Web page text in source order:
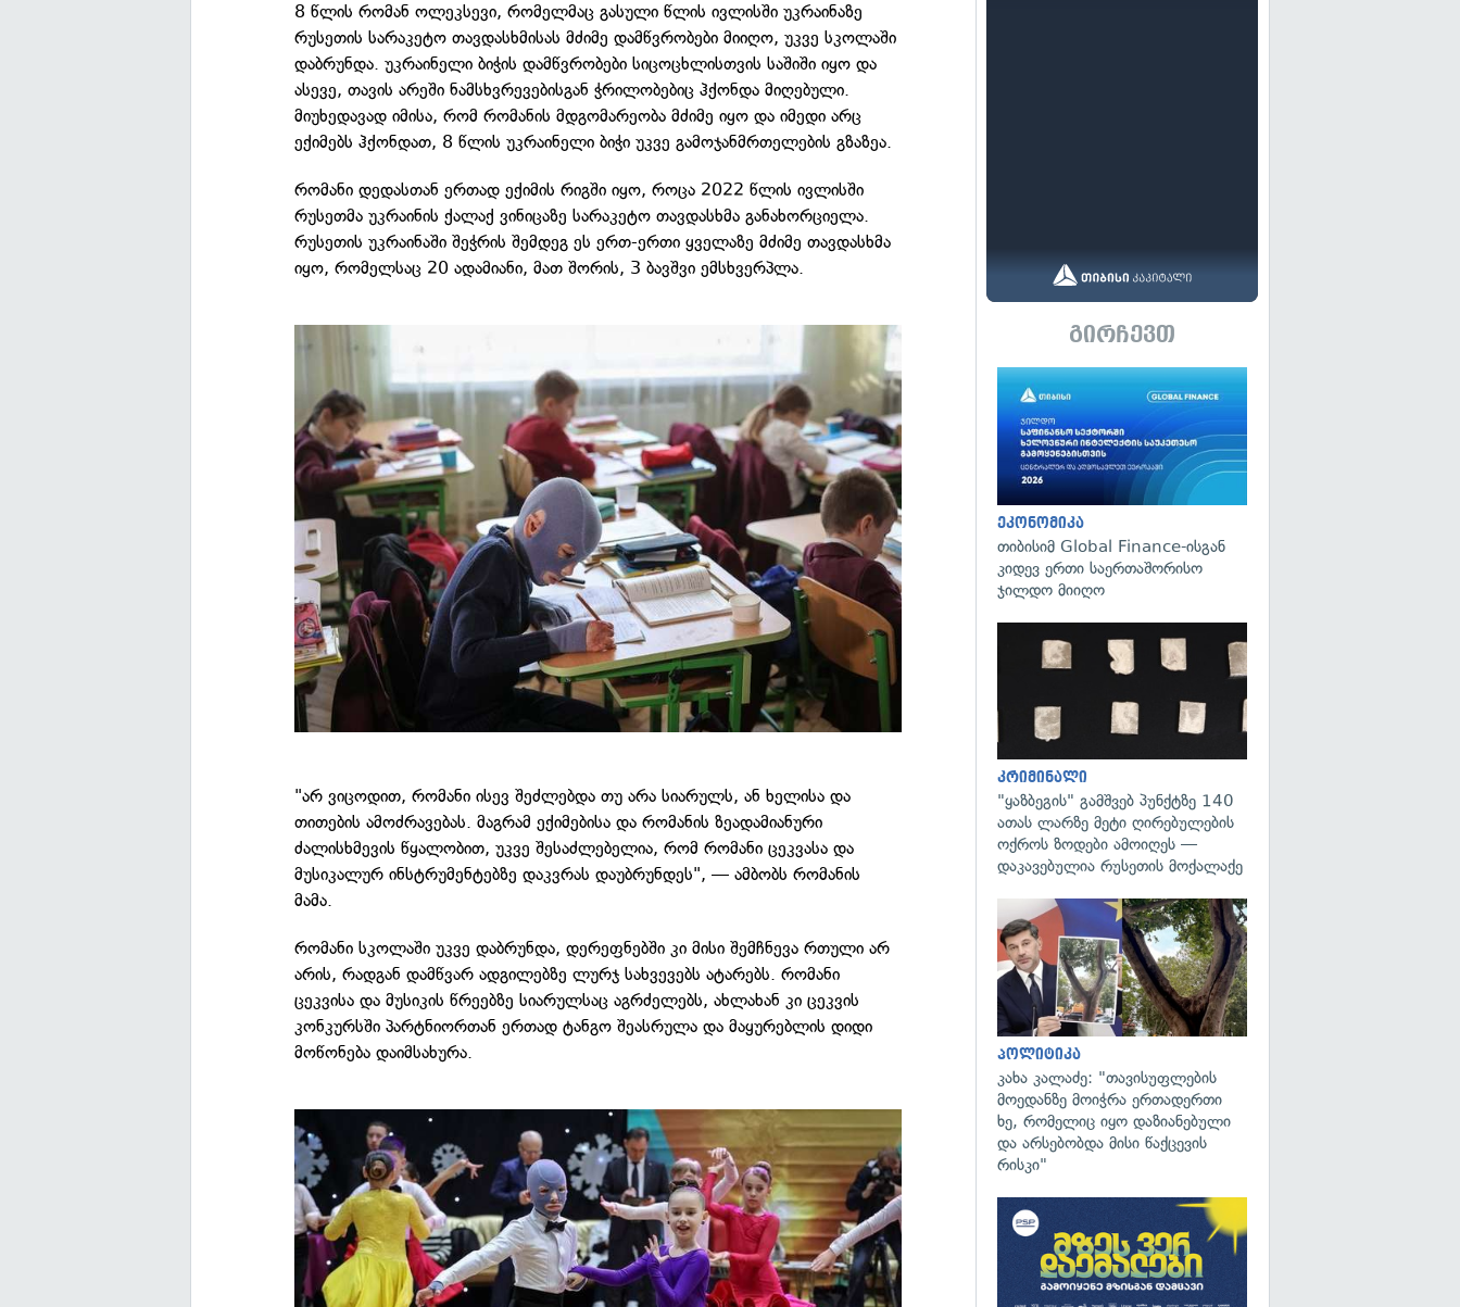
8 წლის რომან ოლეკსევი, რომელმაც გასული წლის ივლისში უკრაინაზე
რუსეთის სარაკეტო თავდასხმისას მძიმე დამწვრობები მიიღო, უკვე სკოლაში
დაბრუნდა. უკრაინელი ბიჭის დამწვრობები სიცოცხლისთვის საშიში იყო და
ასევე, თავის არეში ნამსხვრევებისგან ჭრილობებიც ჰქონდა მიღებული.
მიუხედავად იმისა, რომ რომანის მდგომარეობა მძიმე იყო და იმედი არც
ექიმებს ჰქონდათ, 8 წლის უკრაინელი ბიჭი უკვე გამოჯანმრთელების გზაზეა.
რომანი დედასთან ერთად ექიმის რიგში იყო, როცა 2022 წლის ივლისში
რუსეთმა უკრაინის ქალაქ ვინიცაზე სარაკეტო თავდასხმა განახორციელა.
რუსეთის უკრაინაში შეჭრის შემდეგ ეს ერთ-ერთი ყველაზე მძიმე თავდასხმა
იყო, რომელსაც 20 ადამიანი, მათ შორის, 3 ბავშვი ემსხვერპლა.
"არ ვიცოდით, რომანი ისევ შეძლებდა თუ არა სიარულს, ან ხელისა და
თითების ამოძრავებას. მაგრამ ექიმებისა და რომანის ზეადამიანური
ძალისხმევის წყალობით, უკვე შესაძლებელია, რომ რომანი ცეკვასა და
მუსიკალურ ინსტრუმენტებზე დაკვრას დაუბრუნდეს", — ამბობს რომანის
მამა.
რომანი სკოლაში უკვე დაბრუნდა, დერეფნებში კი მისი შემჩნევა რთული არ
არის, რადგან დამწვარ ადგილებზე ლურჯ სახვევებს ატარებს. რომანი
ცეკვისა და მუსიკის წრეებზე სიარულსაც აგრძელებს, ახლახან კი ცეკვის
კონკურსში პარტნიორთან ერთად ტანგო შეასრულა და მაყურებლის დიდი
მოწონება დაიმსახურა.
გირჩევთ
ეკონომიკა
თიბისიმ Global Finance-ისგან
კიდევ ერთი საერთაშორისო
ჯილდო მიიღო
კრიმინალი
"ყაზბეგის" გამშვებ პუნქტზე 140
ათას ლარზე მეტი ღირებულების
ოქროს ზოდები ამოიღეს —
დაკავებულია რუსეთის მოქალაქე
პოლიტიკა
კახა კალაძე: "თავისუფლების
მოედანზე მოიჭრა ერთადერთი
ხე, რომელიც იყო დაზიანებული
და არსებობდა მისი წაქცევის
რისკი"